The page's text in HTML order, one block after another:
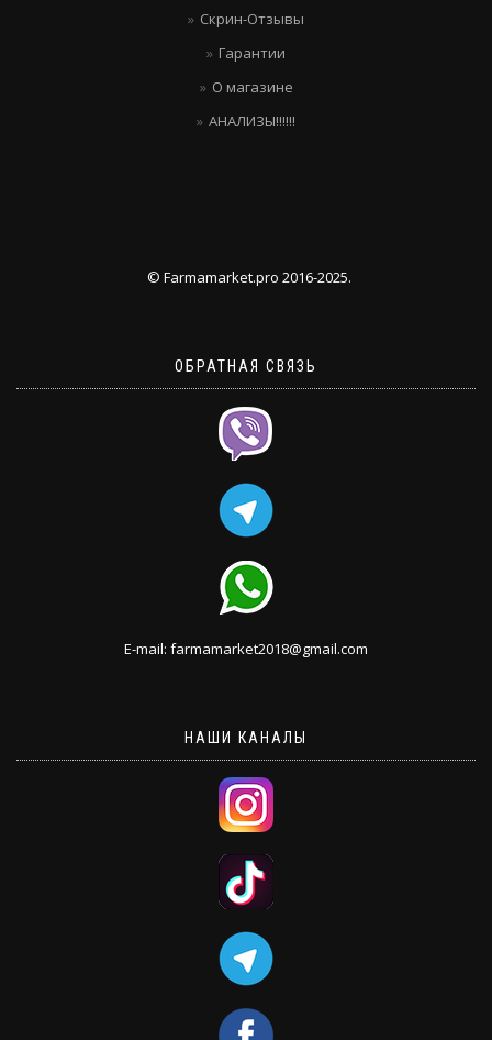
Скрин-Отзывы
Гарантии
О магазине
АНАЛИЗЫ!!!!!!
© Farmamarket.pro 2016-2025.
ОБРАТНАЯ СВЯЗЬ
E-mail: farmamarket2018@gmail.com
НАШИ КАНАЛЫ